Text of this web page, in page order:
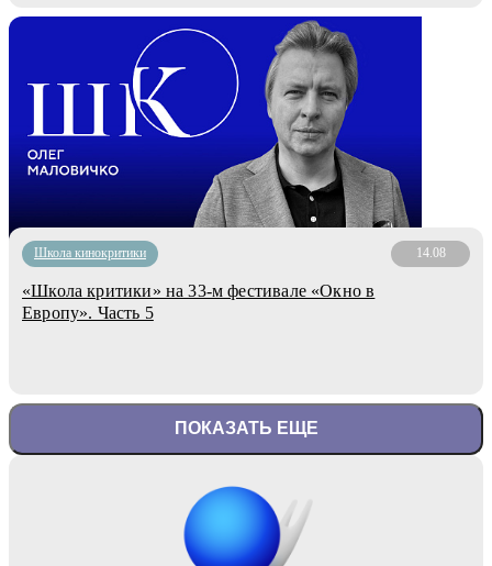
Школа кинокритики 14.08
«Школа критики» на 33-м фестивале «Окно в
Европу». Часть 5
ПОКАЗАТЬ ЕЩЕ